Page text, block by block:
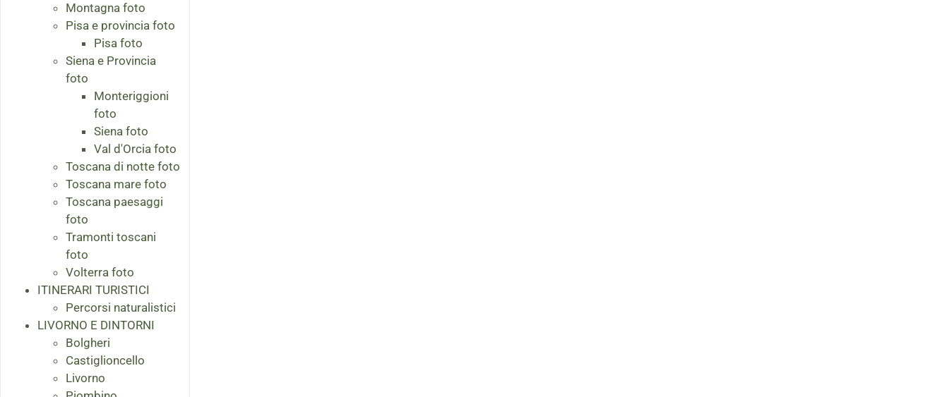
Montagna foto
Pisa e provincia foto
Pisa foto
Siena e Provincia
foto
Monteriggioni
foto
Siena foto
Val d'Orcia foto
Toscana di notte foto
Toscana mare foto
Toscana paesaggi
foto
Tramonti toscani
foto
Volterra foto
ITINERARI TURISTICI
Percorsi naturalistici
LIVORNO E DINTORNI
Bolgheri
Castiglioncello
Livorno